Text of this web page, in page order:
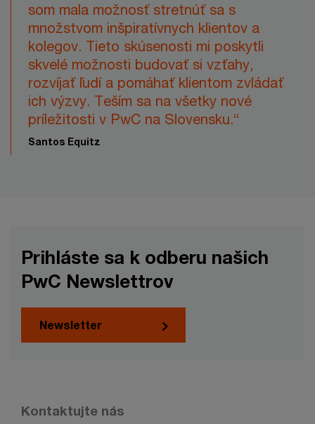
som mala možnosť stretnúť sa s
množstvom inšpiratívnych klientov a
kolegov. Tieto skúsenosti mi poskytli
skvelé možnosti budovať si vzťahy,
rozvíjať ľudí a pomáhať klientom zvládať
ich výzvy. Teším sa na všetky nové
príležitosti v PwC na Slovensku.“
Santos Equitz
Prihláste sa k odberu našich
PwC Newslettrov
Newsletter
Kontaktujte nás